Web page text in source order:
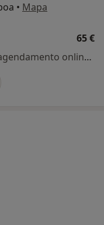
• Mapa
65 €
Esse especialista não oferece agendamento online para esse endereço.